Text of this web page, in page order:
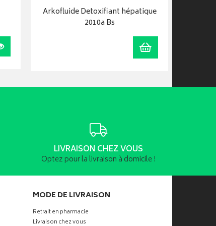
Visualiser
Arkofluide Detoxifiant hépatique
2010a Bs
Ajouter au panier
LIVRAISON CHEZ VOUS
Optez pour la livraison à domicile !
MODE DE LIVRAISON
Retrait en pharmacie
Livraison chez vous